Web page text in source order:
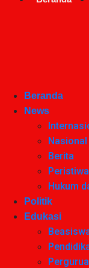
Beranda
News
Nasional
Berita
Peristiwa
Hukum
Politik
Edukasi